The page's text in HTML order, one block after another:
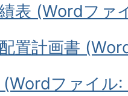
表 (Wordファ
置計画書
(Wordファイル: